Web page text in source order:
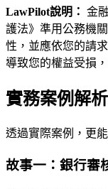
LawPilot說明： 金
護法》準用公務機
性，並應依您的請
導致您的權益受損
實務案例解
透過實際案例，更
故事一：銀行審